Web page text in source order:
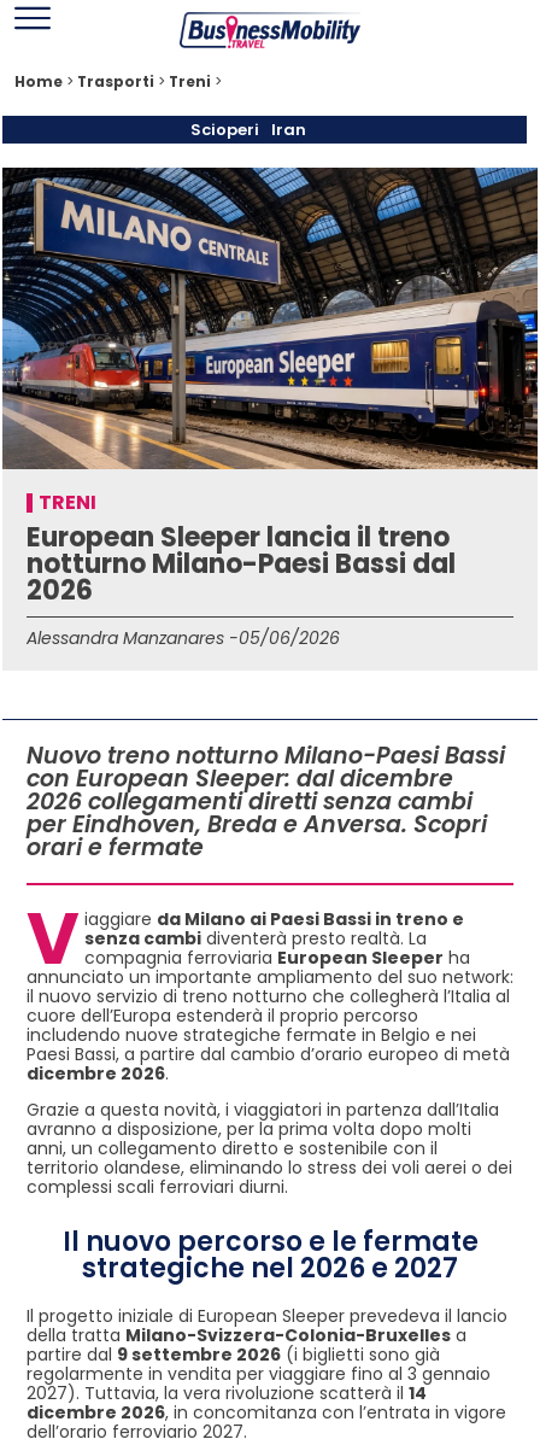
Home > Trasporti > Treni >
Scioperi Iran
TRENI
European Sleeper lancia il treno
notturno Milano-Paesi Bassi dal
2026
Alessandra Manzanares -05/06/2026
Nuovo treno notturno Milano-Paesi Bassi
con European Sleeper: dal dicembre
2026 collegamenti diretti senza cambi
per Eindhoven, Breda e Anversa. Scopri
orari e fermate
V iaggiare da Milano ai Paesi Bassi in treno e
senza cambi diventerà presto realtà. La
compagnia ferroviaria European Sleeper ha
annunciato un importante ampliamento del suo network:
il nuovo servizio di treno notturno che collegherà l’Italia al
cuore dell’Europa estenderà il proprio percorso
includendo nuove strategiche fermate in Belgio e nei
Paesi Bassi, a partire dal cambio d’orario europeo di metà
dicembre 2026.
Grazie a questa novità, i viaggiatori in partenza dall’Italia
avranno a disposizione, per la prima volta dopo molti
anni, un collegamento diretto e sostenibile con il
territorio olandese, eliminando lo stress dei voli aerei o dei
complessi scali ferroviari diurni.
Il nuovo percorso e le fermate
strategiche nel 2026 e 2027
Il progetto iniziale di European Sleeper prevedeva il lancio
della tratta Milano-Svizzera-Colonia-Bruxelles a
partire dal 9 settembre 2026 (i biglietti sono già
regolarmente in vendita per viaggiare fino al 3 gennaio
2027). Tuttavia, la vera rivoluzione scatterà il 14
dicembre 2026, in concomitanza con l’entrata in vigore
dell’orario ferroviario 2027.